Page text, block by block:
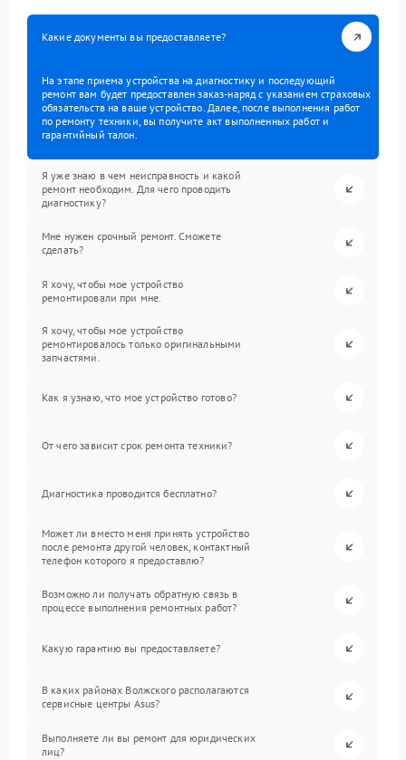
Какие документы вы предоставляете?
На этапе приема устройства на диагностику и последующий
ремонт вам будет предоставлен заказ-наряд с указанием страховых
обязательств на ваше устройство. Далее, после выполнения работ
по ремонту техники, вы получите акт выполненных работ и
гарантийный талон.
Я уже знаю в чем неисправность и какой
ремонт необходим. Для чего проводить
диагностику?
Мне нужен срочный ремонт. Сможете
сделать?
Я хочу, чтобы мое устройство
ремонтировали при мне.
Я хочу, чтобы мое устройство
ремонтировалось только оригинальными
запчастями.
Как я узнаю, что мое устройство готово?
От чего зависит срок ремонта техники?
Диагностика проводится бесплатно?
Может ли вместо меня принять устройство
после ремонта другой человек, контактный
телефон которого я предоставлю?
Возможно ли получать обратную связь в
процессе выполнения ремонтных работ?
Какую гарантию вы предоставляете?
В каких районах Волжского располагаются
сервисные центры Asus?
Выполняете ли вы ремонт для юридических
лиц?